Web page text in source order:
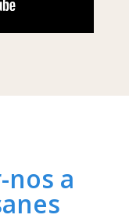
nos a